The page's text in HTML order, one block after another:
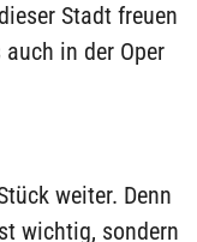
Stadt freuen
in der Oper
weiter. Denn
wichtig, sondern